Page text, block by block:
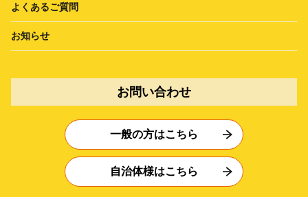
よくあるご質問
お知らせ
お問い合わせ
一般の方はこちら
自治体様はこちら